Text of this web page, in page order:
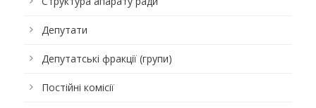
Депутати
Депутатські фракції (групи)
Постійні комісії